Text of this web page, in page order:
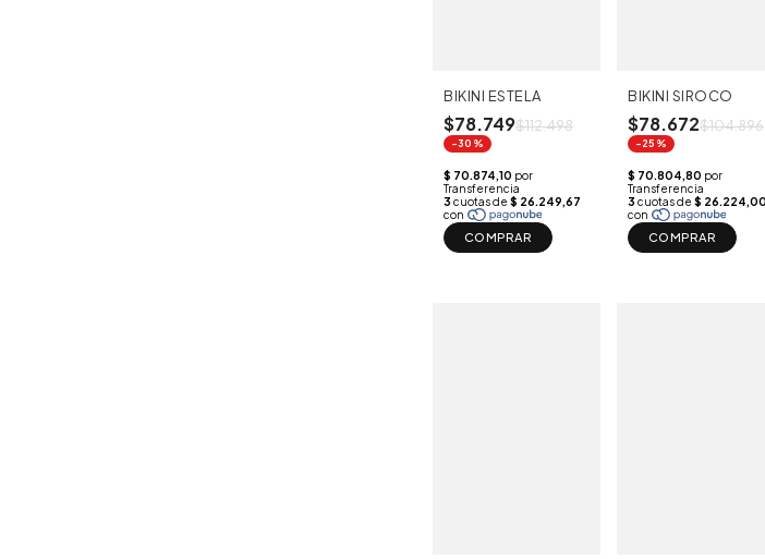
BIKINI ESTELA
$78.749$112.498
-30%
COMPRAR
BIKINI SIROCO
$78.672$104.896
-25%
COMPRAR